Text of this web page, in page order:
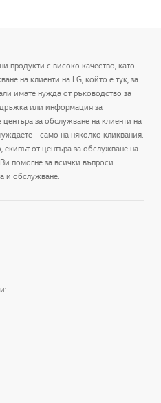
продукти с високо качество, като
на клиенти на LG, който е тук, за
имате нужда от ръководство за
или информация за
за обслужване на клиенти на
- само на няколко кликвания.
екипът от центъра за обслужване на
помогне за всички въпроси
и обслужване.